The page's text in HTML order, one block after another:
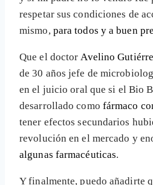
respetar sus condiciones de
mismo, para todos y a buen
Que el doctor Avelino
de 30 años jefe de
en el juicio oral que si el Bio
desarrollado como fármaco
tener efectos secundarios
revolución en el mercado y
algunas farmacéuticas.
Y finalmente, puedo añadirte